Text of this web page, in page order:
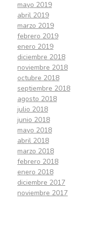
mayo 2019
abril 2019
marzo 2019
febrero 2019
enero 2019
diciembre 2018
noviembre 2018
octubre 2018
septiembre 2018
agosto 2018
julio 2018
junio 2018
mayo 2018
abril 2018
marzo 2018
febrero 2018
enero 2018
diciembre 2017
noviembre 2017